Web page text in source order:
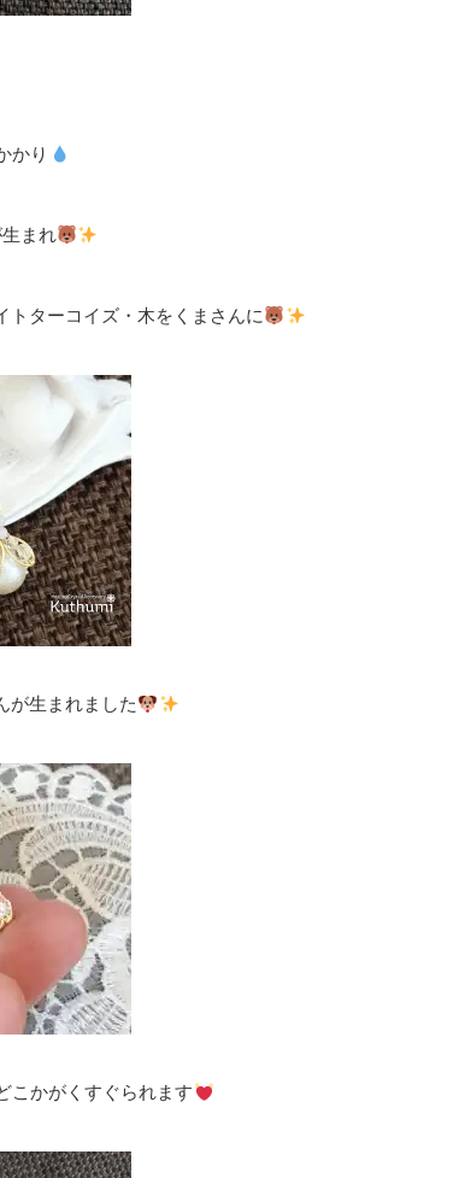
かり
まれ
トターコイズ・木をくまさんに
が生まれました
こかがくすぐられます